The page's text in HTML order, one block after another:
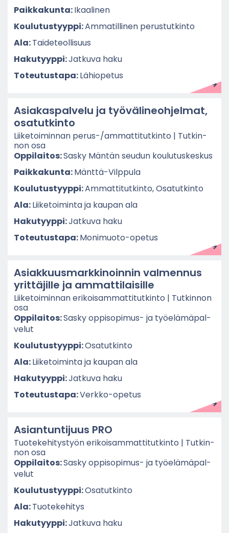
Paik­ka­kun­ta:Ikaa­li­nen
Kou­lu­tus­tyyp­pi:Am­ma­til­li­nen pe­rus­tut­kin­to
Ala:Tai­de­teol­li­suus
Ha­ku­tyyp­pi:Jat­ku­va haku
To­teu­tus­ta­pa:Lä­hio­pe­tus
Asia­kas­pal­ve­lu ja työ­vä­li­neoh­jel­mat,
osa­tut­kin­to
Lii­ke­toi­min­nan perus-​/am­mat­ti­tut­kin­to | Tut­kin­
non osa
Op­pi­lai­tos:Sasky Män­tän seu­dun kou­lu­tus­kes­kus
Paik­ka­kun­ta:Mänttä-​Vilppula
Kou­lu­tus­tyyp­pi:Am­mat­ti­tut­kin­to, Osa­tut­kin­to
Ala:Lii­ke­toi­min­ta ja kau­pan ala
Ha­ku­tyyp­pi:Jat­ku­va haku
To­teu­tus­ta­pa:Monimuoto-​opetus
Asiak­kuus­mark­ki­noin­nin val­men­nus
yrit­tä­jil­le ja am­mat­ti­lai­sil­le
Lii­ke­toi­min­nan eri­koi­sam­mat­ti­tut­kin­to | Tut­kin­non
osa
Op­pi­lai­tos:Sasky oppisopimus-​ ja työ­elä­mä­pal­
ve­lut
Kou­lu­tus­tyyp­pi:Osa­tut­kin­to
Ala:Lii­ke­toi­min­ta ja kau­pan ala
Ha­ku­tyyp­pi:Jat­ku­va haku
To­teu­tus­ta­pa:Verkko-​opetus
Asian­tun­ti­juus PRO
Tuo­te­ke­hi­tys­työn eri­koi­sam­mat­ti­tut­kin­to | Tut­kin­
non osa
Op­pi­lai­tos:Sasky oppisopimus-​ ja työ­elä­mä­pal­
ve­lut
Kou­lu­tus­tyyp­pi:Osa­tut­kin­to
Ala:Tuo­te­ke­hi­tys
Ha­ku­tyyp­pi:Jat­ku­va haku